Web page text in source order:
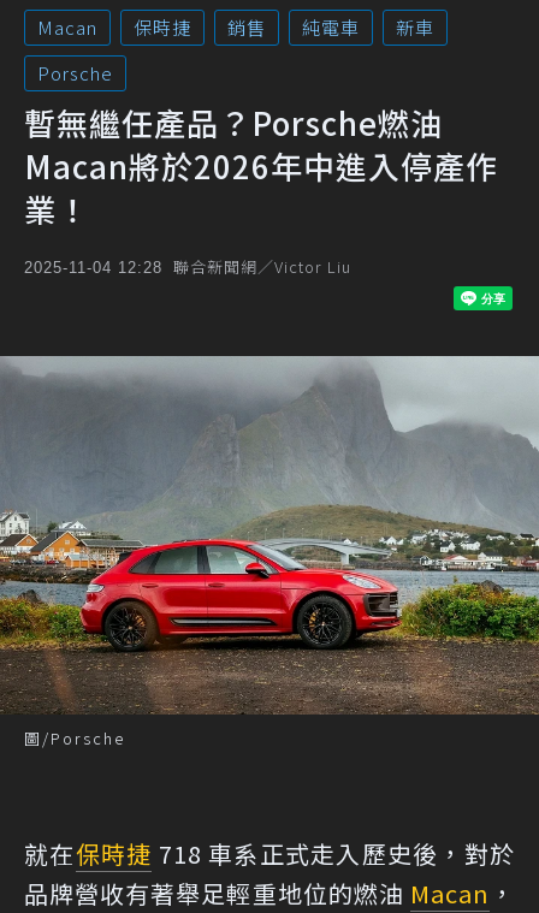
Macan 保時捷 銷售 純電車
新車
Porsche
暫無繼任產品？Porsche燃油
Macan將於2026年中進入停產作
業！
2025-11-04 12:28 聯合新聞網／Victor Liu
圖/Porsche
就在保時捷 718 車系正式走入歷史後，對於
品牌營收有著舉足輕重地位的燃油 Macan ，